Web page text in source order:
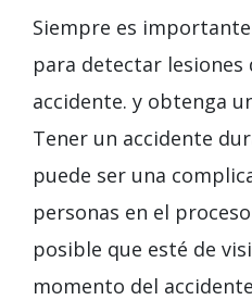
Siempre es
para detectar lesiones
accidente. y obtenga
Tener un accidente
puede ser una
personas en el
posible que esté de
momento del